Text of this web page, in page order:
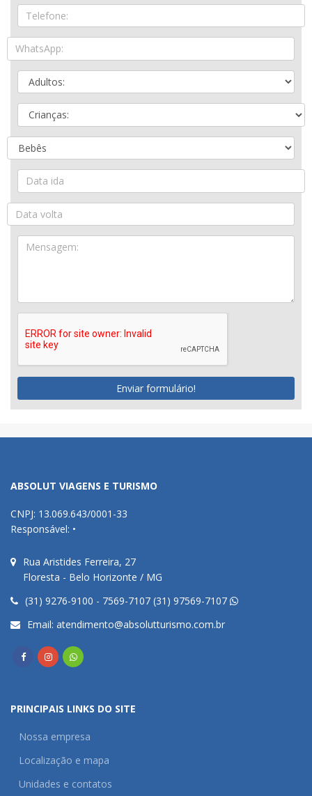
Enviar formulário!
ABSOLUT VIAGENS E TURISMO
CNPJ: 13.069.643/0001-33
Responsável: •
Rua Aristides Ferreira, 27
Floresta - Belo Horizonte / MG
(31) 9276-9100 - 7569-7107 (31) 97569-7107
Email: atendimento@absolutturismo.com.br
PRINCIPAIS LINKS DO SITE
Nossa empresa
Localização e mapa
Unidades e contatos